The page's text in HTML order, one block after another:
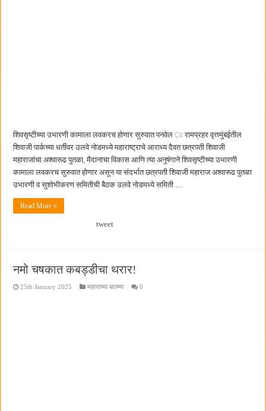
शिवसृष्टीच्या उभारणी कामाला लवकरच होणार सुरुवात पनवेल ः रामप्रहर वृत्तमुंबईतील
शिवाजी पार्कच्या धर्तीवर उलवे नोडमध्ये महाराष्ट्राचे आराध्य दैवत छत्रपती शिवाजी
महाराजांचा अश्वारूढ पुतळा, मैदानाचा विकास आणि त्या अनुषंगाने शिवसृष्टीच्या उभारणी
कामाला लवकरच सुरुवात होणार असून या संदर्भात छत्रपती शिवाजी महाराज अश्वारूढ पुतळा
उभारणी व सुशोभीकरण समितीची बैठक उलवे नोडमध्ये समिती …
Read More »
tweet
नमो चषकात कबड्डीचा थरार!
25th January 2025 महत्वाच्या बातम्या 0